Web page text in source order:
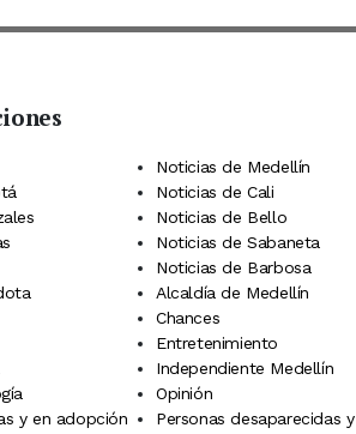
Noticias de Medellín
Noticias de Cali
Noticias de Bello
Noticias de Sabaneta
Noticias de Barbosa
Alcaldía de Medellín
Chances
Entretenimiento
Independiente Medellín
Opinión
y en adopción
Personas desaparecidas y